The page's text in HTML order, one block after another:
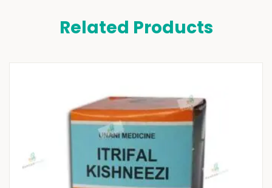
Related Products